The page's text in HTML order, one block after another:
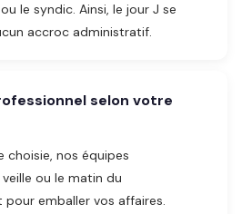
le syndic. Ainsi, le jour J se
accroc administratif.
selon votre
choisie, nos équipes
ou le matin du
pour emballer vos affaires.